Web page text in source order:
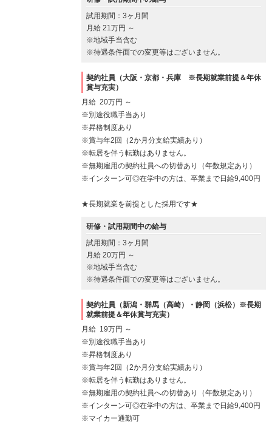
試用期間：3ヶ月間
月給 21万円 ～
※地域手当含む
※待遇条件面での変更等はございません。
契約社員（大阪・京都・兵庫 ※長期就業前提＆年休
賞与充実）
月給 20万円 ～
※別途役職手当あり
※昇格制度あり
※賞与年2回（2か月分支給実績あり）
※転居を伴う転勤はありません。
※無期雇用の契約社員への切替あり（年数規定あり）
※インターン可◎在学中の方は、卒業まで日給9,400円
★長期就業を前提とした採用です★
研修・試用期間中の給与
試用期間：3ヶ月間
月給 20万円 ～
※地域手当含む
※待遇条件面での変更等はございません。
契約社員（新潟・群馬（高崎）・静岡（浜松）※長期
就業前提＆年休賞与充実）
月給 19万円 ～
※別途役職手当あり
※昇格制度あり
※賞与年2回（2か月分支給実績あり）
※転居を伴う転勤はありません。
※無期雇用の契約社員への切替あり（年数規定あり）
※インターン可◎在学中の方は、卒業まで日給9,400円
※マイカー通勤可